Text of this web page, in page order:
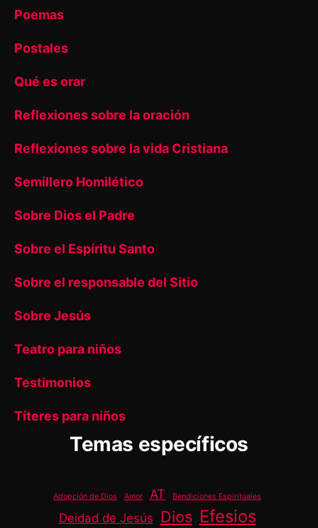
Poemas
Postales
Qué es orar
Reflexiones sobre la oración
Reflexiones sobre la vida Cristiana
Semillero Homilético
Sobre Dios el Padre
Sobre el Espíritu Santo
Sobre el responsable del Sitio
Sobre Jesús
Teatro para niños
Testimonios
Títeres para niños
Temas específicos
Adopción de Dios Amor AT Bendiciones Espirituales
Deidad de Jesús Dios Efesios